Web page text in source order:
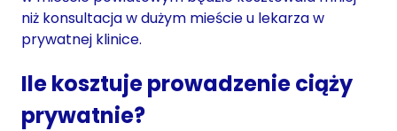
niż konsultacja w dużym mieście u lekarza w
prywatnej klinice.
Ile kosztuje prowadzenie ciąży
prywatnie?